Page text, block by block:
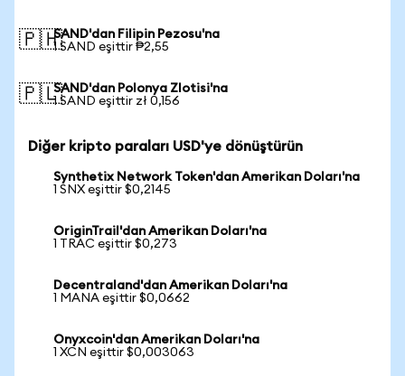
🇵🇭SAND'dan Filipin Pezosu'na
1 SAND eşittir ₱2,55
🇵🇱SAND'dan Polonya Zlotisi'na
1 SAND eşittir zł 0,156
Diğer kripto paraları USD'ye dönüştürün
Synthetix Network Token'dan Amerikan Doları'na
1 SNX eşittir $0,2145
OriginTrail'dan Amerikan Doları'na
1 TRAC eşittir $0,273
Decentraland'dan Amerikan Doları'na
1 MANA eşittir $0,0662
Onyxcoin'dan Amerikan Doları'na
1 XCN eşittir $0,003063